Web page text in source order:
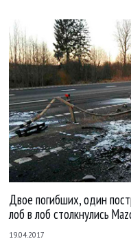
Двое погибших, один
лоб в лоб столкнулись
19.04.2017